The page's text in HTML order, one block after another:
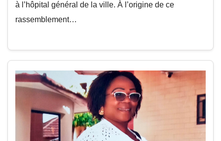
à l’hôpital général de la ville. À l’origine de ce
rassemblement…